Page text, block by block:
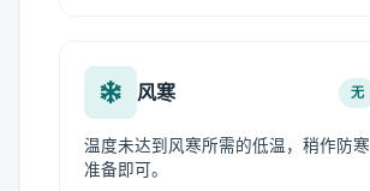
风寒 无
温度未达到风寒所需的低温，稍作防寒
准备即可。